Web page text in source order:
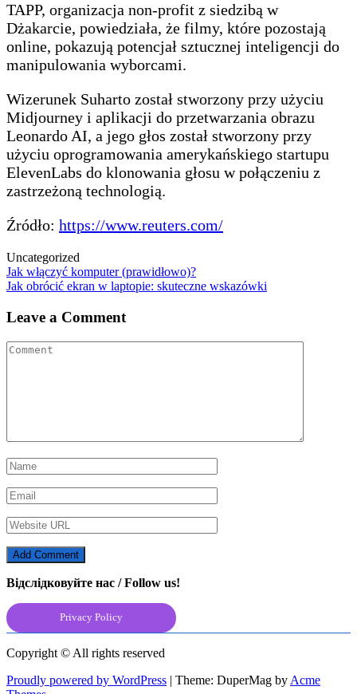
TAPP, organizacja non-profit z siedzibą w
Dżakarcie, powiedziała, że filmy, które pozostają
online, pokazują potencjał sztucznej inteligencji do
manipulowania wyborcami.
Wizerunek Suharto został stworzony przy użyciu
Midjourney i aplikacji do przetwarzania obrazu
Leonardo AI, a jego głos został stworzony przy
użyciu oprogramowania amerykańskiego startupu
ElevenLabs do klonowania głosu w połączeniu z
zastrzeżoną technologią.
Źródło: https://www.reuters.com/
Uncategorized
Post
navigation
Jak włączyć komputer (prawidłowo)?
Jak obrócić ekran w laptopie: skuteczne wskazówki
Leave a Comment
Відслідковуйте нас / Follow us!
Privacy Policy
Copyright © All rights reserved
Proudly powered by WordPress | Theme: DuperMag by Acme